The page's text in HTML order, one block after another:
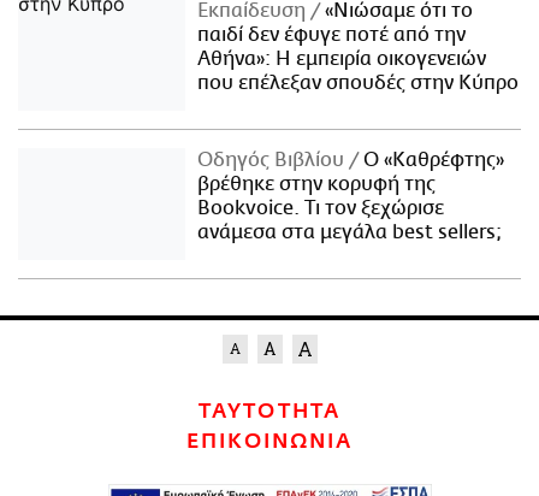
Εκπαίδευση
«Νιώσαμε ότι το
παιδί δεν έφυγε ποτέ από την
Αθήνα»: Η εμπειρία οικογενειών
που επέλεξαν σπουδές στην Κύπρο
Οδηγός Βιβλίου
Ο «Καθρέφτης»
βρέθηκε στην κορυφή της
Bookvoice. Τι τον ξεχώρισε
ανάμεσα στα μεγάλα best sellers;
ΤΑΥΤΟΤΗΤΑ
ΕΠΙΚΟΙΝΩΝΙΑ